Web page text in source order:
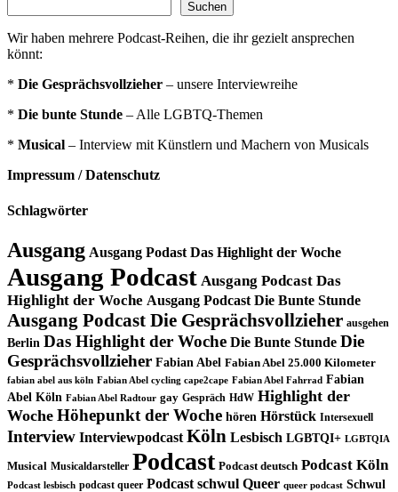
Suchen
Wir haben mehrere Podcast-Reihen, die ihr gezielt ansprechen
könnt:
* Die Gesprächsvollzieher – unsere Interviewreihe
* Die bunte Stunde – Alle LGBTQ-Themen
* Musical – Interview mit Künstlern und Machern von Musicals
Impressum / Datenschutz
Schlagwörter
Ausgang Ausgang Podast Das Highlight der Woche
Ausgang Podcast Ausgang Podcast Das
Highlight der Woche Ausgang Podcast Die Bunte Stunde
Ausgang Podcast Die Gesprächsvollzieher ausgehen
Berlin Das Highlight der Woche Die Bunte Stunde Die
Gesprächsvollzieher Fabian Abel Fabian Abel 25.000 Kilometer
fabian abel aus köln Fabian Abel cycling cape2cape Fabian Abel Fahrrad Fabian
Abel Köln Fabian Abel Radtour gay Gespräch HdW Highlight der
Woche Höhepunkt der Woche hören Hörstück Intersexuell
Interview Interviewpodcast Köln Lesbisch LGBTQI+ LGBTQIA
Musical Musicaldarsteller Podcast Podcast deutsch Podcast Köln
Podcast lesbisch podcast queer Podcast schwul Queer queer podcast Schwul